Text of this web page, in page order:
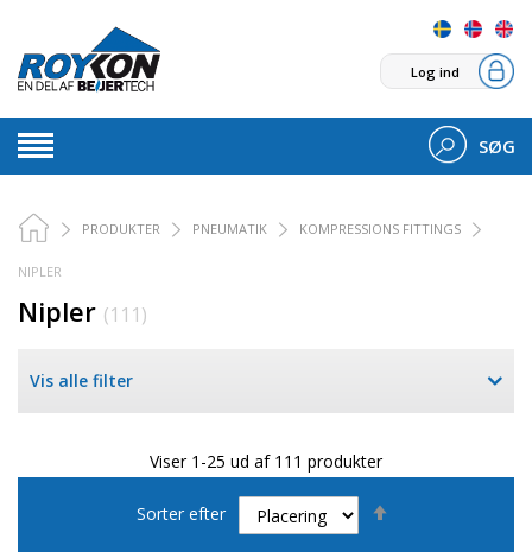
Log ind
SØG
PRODUKTER PNEUMATIK KOMPRESSIONS FITTINGS
NIPLER
Nipler (111)
Vis alle filter
Viser 1-25 ud af 111 produkter
Sorter efter